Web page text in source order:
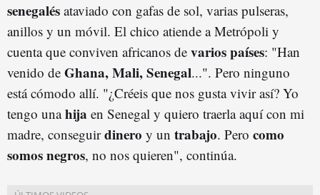
senegalés ataviado con gafas de sol, varias pulseras,
anillos y un móvil. El chico atiende a Metrópoli y
cuenta que conviven africanos de varios países: "Han
venido de Ghana, Mali, Senegal...". Pero ninguno
está cómodo allí. "¿Créeis que nos gusta vivir así? Yo
tengo unahija en Senegal y quiero traerla aquí con mi
madre, conseguirdinero y un trabajo. Pero como
somos negros, no nos quieren", continúa.